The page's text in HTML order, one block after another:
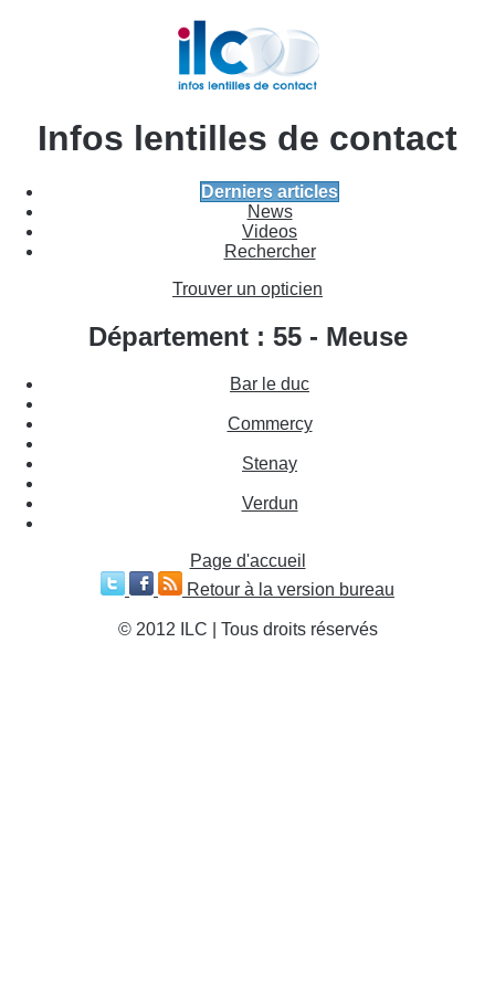
Infos lentilles de contact
Derniers articles
News
Videos
Rechercher
Trouver un opticien
Département : 55 - Meuse
Bar le duc
Commercy
Stenay
Verdun
Page d'accueil
Retour à la version bureau
© 2012 ILC | Tous droits réservés